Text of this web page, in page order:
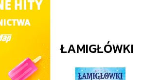
ŁAMIGŁÓWKI